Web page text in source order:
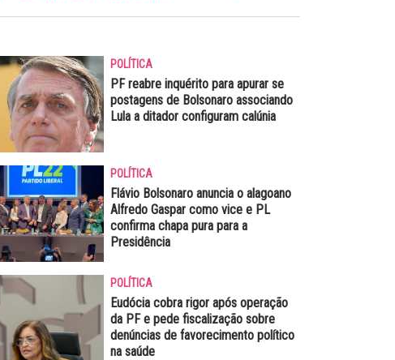
POLÍTICA
PF reabre inquérito para apurar se
postagens de Bolsonaro associando
Lula a ditador configuram calúnia
POLÍTICA
Flávio Bolsonaro anuncia o alagoano
Alfredo Gaspar como vice e PL
confirma chapa pura para a
Presidência
POLÍTICA
Eudócia cobra rigor após operação
da PF e pede fiscalização sobre
denúncias de favorecimento político
na saúde